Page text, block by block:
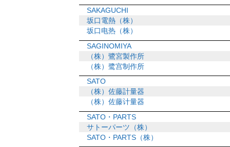
SAKAGUCHI
坂口電熱（株）
坂口电热（株）
SAGINOMIYA
（株）鷺宮製作所
（株）鹭宫制作所
SATO
（株）佐藤計量器
（株）佐藤计量器
SATO・PARTS
サトーパーツ（株）
SATO・PARTS（株）